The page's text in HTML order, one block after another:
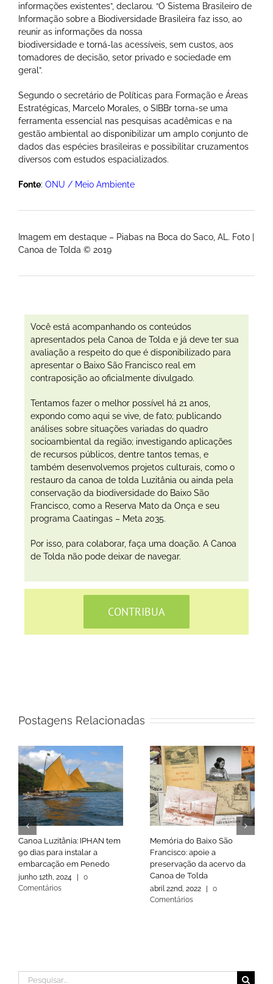
informações existentes”, declarou. “O Sistema Brasileiro de
Informação sobre a Biodiversidade Brasileira faz isso, ao
reunir as informações da nossa
biodiversidade e torná-las acessíveis, sem custos, aos
tomadores de decisão, setor privado e sociedade em
geral”.
Segundo o secretário de Políticas para Formação e Áreas
Estratégicas, Marcelo Morales, o SIBBr torna-se uma
ferramenta essencial nas pesquisas acadêmicas e na
gestão ambiental ao disponibilizar um amplo conjunto de
dados das espécies brasileiras e possibilitar cruzamentos
diversos com estudos espacializados.
Fonte: ONU / Meio Ambiente
Imagem em destaque – Piabas na Boca do Saco, AL. Foto |
Canoa de Tolda © 2019
Você está acompanhando os conteúdos
apresentados pela Canoa de Tolda e já deve ter sua
avaliação a respeito do que é disponibilizado para
apresentar o Baixo São Francisco real em
contraposição ao oficialmente divulgado.
Tentamos fazer o melhor possível há 21 anos,
expondo como aqui se vive, de fato; publicando
análises sobre situações variadas do quadro
socioambiental da região; investigando aplicações
de recursos públicos, dentre tantos temas, e
também desenvolvemos projetos culturais, como o
restauro da canoa de tolda Luzitânia ou ainda pela
conservação da biodiversidade do Baixo São
Francisco, como a Reserva Mato da Onça e seu
programa Caatingas – Meta 2035.
Por isso, para colaborar, faça uma doação. A Canoa
de Tolda não pode deixar de navegar.
CONTRIBUA
Postagens Relacionadas
Canoa Luzitânia: IPHAN tem
90 dias para instalar a
embarcação em Penedo
junho 12th, 2024
0
Comentários
Memória do Baixo São
Francisco: apoie a
preservação da acervo da
Canoa de Tolda
abril 22nd, 2022
0
Comentários
Buscar